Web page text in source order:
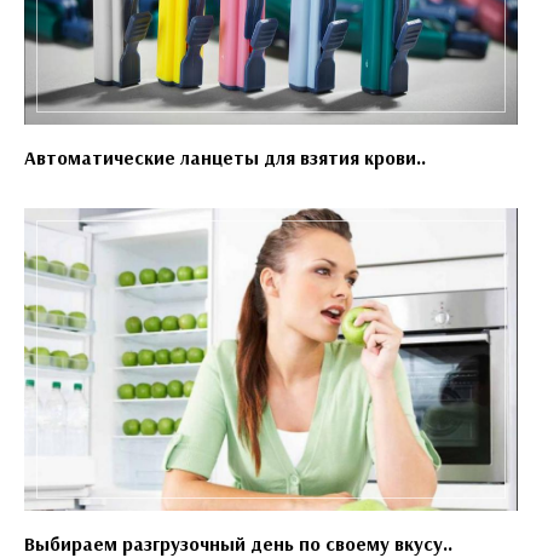
Автоматические ланцеты для взятия крови..
Выбираем разгрузочный день по своему вкусу..